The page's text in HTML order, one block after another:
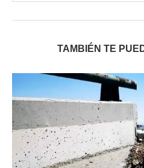
TAMBIÉN TE